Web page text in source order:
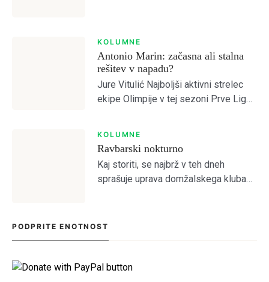
religioznih in filozofskih šol, da bi
odprl vrata brez vrat. […]
KOLUMNE
Antonio Marin: začasna ali stalna
rešitev v napadu?
Jure Vitulić Najboljši aktivni strelec
ekipe Olimpije v tej sezoni Prve Lige
Celjem in Aluminijem predstavljal
KOLUMNE
Ravbarski nokturno
Kaj storiti, se najbrž v teh dneh
sprašuje uprava domžalskega kluba
zelo zanima tamkajšnje sicer
PODPRITE ENOTNOST